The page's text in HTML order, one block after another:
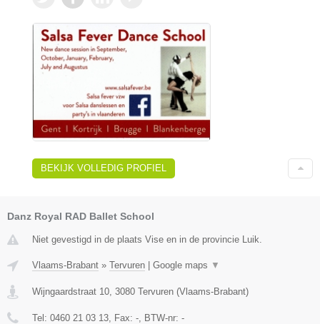
BEKIJK VOLLEDIG PROFIEL
Danz Royal RAD Ballet School
Niet gevestigd in de plaats Vise en in de provincie Luik.
Vlaams-Brabant » Tervuren | Google maps ▼
Wijngaardstraat 10 3080 Tervuren (Vlaams-Brabant)
Tel: 0460 21 03 13 , Fax: - , BTW-nr: -